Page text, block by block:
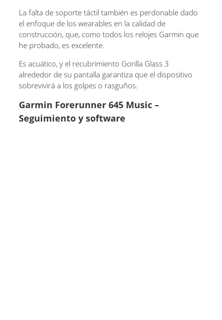
La falta de soporte táctil también es perdonable dado
el enfoque de los wearables en la calidad de
construcción, que, como todos los relojes Garmin que
he probado, es excelente.
Es acuático, y el recubrimiento Gorilla Glass 3
alrededor de su pantalla garantiza que el dispositivo
sobrevivirá a los golpes o rasguños.
Garmin Forerunner 645 Music –
Seguimiento y software